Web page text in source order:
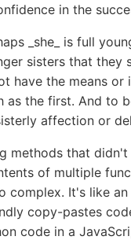
in the
_she_ is full
sisters that they
have the means
as the first. And to
affection or
methods that
of multiple
complex. It's like
copy-pastes
code in a